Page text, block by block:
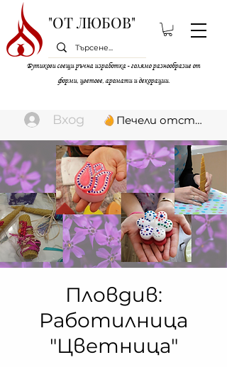
"ОТ ЛЮБОВ"
Бутикови свещи ръчна изработка - голямо разнообразие от
форми, цветове, аромати и декорации.
Вход Печели отстъпки
Пловдив:
Работилница
"Цветница"